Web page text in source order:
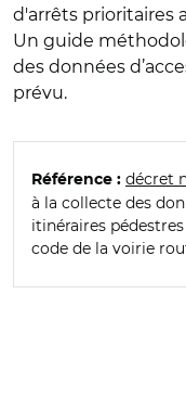
d'arrêts prioritaires
Un guide
des données
prévu.
Référence : décret
à la collecte des
itinéraires
code de la voirie